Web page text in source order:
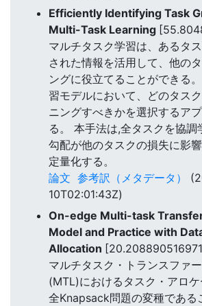
Efficiently Identifying Task
Multi-Task Learning
マルチタスク学習は、あるタ
された情報を活用して、他の
ングに役立てることができる
習モデルにおいて、どのタス
ニングすべきかを選択するア
る。 本手法は,全タスクを協調
勾配が他のタスクの損失に影
定量化する。
論文 参考訳（メタデータ）
10T02:01:43Z)
On-edge Multi-task
Model and Practice with
Allocation
マルチタスク・トランスファ
(MTL)におけるタスク・アロ
全Knapsack問題の変種である